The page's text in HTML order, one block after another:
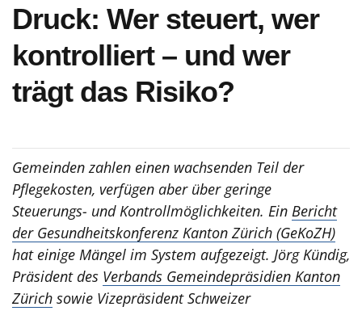
Druck: Wer steuert, wer
kontrolliert – und wer
trägt das Risiko?
Gemeinden zahlen einen wachsenden Teil der
Pflegekosten, verfügen aber über geringe
Steuerungs- und Kontrollmöglichkeiten. Ein Bericht
der Gesundheitskonferenz Kanton Zürich (GeKoZH)
hat einige Mängel im System aufgezeigt. Jörg Kündig,
Präsident des Verbands Gemeindepräsidien Kanton
Zürich sowie Vizepräsident Schweizer